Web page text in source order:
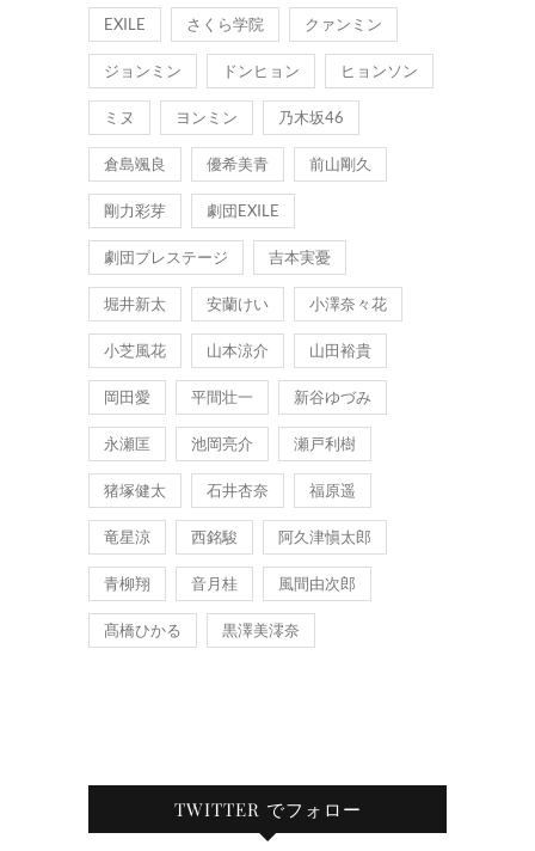
EXILE さくら学院 クァンミン
ジョンミン ドンヒョン ヒョンソン
ミヌ ヨンミン 乃木坂46
倉島颯良 優希美青 前山剛久
剛力彩芽 劇団EXILE
劇団プレステージ 吉本実憂
堀井新太 安蘭けい 小澤奈々花
小芝風花 山本涼介 山田裕貴
岡田愛 平間壮一 新谷ゆづみ
永瀬匡 池岡亮介 瀬戸利樹
猪塚健太 石井杏奈 福原遥
竜星涼 西銘駿 阿久津愼太郎
青柳翔 音月桂 風間由次郎
髙橋ひかる 黒澤美澪奈
TWITTER でフォロー